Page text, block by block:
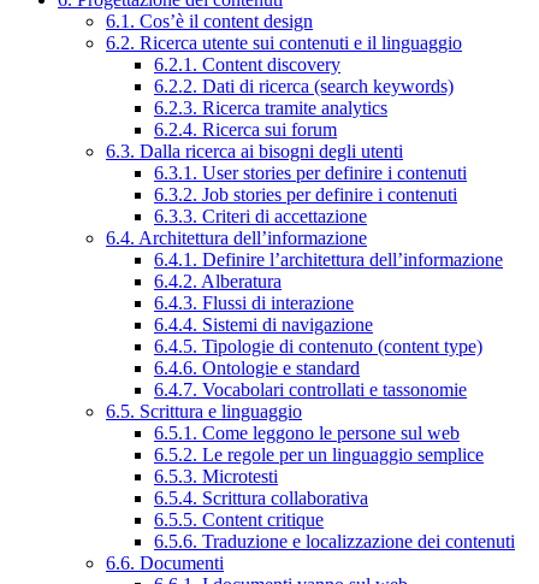
6.1. Cos’è il content design
6.2. Ricerca utente sui contenuti e il linguaggio
6.2.1. Content discovery
6.2.2. Dati di ricerca (search keywords)
6.2.3. Ricerca tramite analytics
6.2.4. Ricerca sui forum
6.3. Dalla ricerca ai bisogni degli utenti
6.3.1. User stories per definire i contenuti
6.3.2. Job stories per definire i contenuti
6.3.3. Criteri di accettazione
6.4. Architettura dell’informazione
6.4.1. Definire l’architettura dell’informazione
6.4.2. Alberatura
6.4.3. Flussi di interazione
6.4.4. Sistemi di navigazione
6.4.5. Tipologie di contenuto (content type)
6.4.6. Ontologie e standard
6.4.7. Vocabolari controllati e tassonomie
6.5. Scrittura e linguaggio
6.5.1. Come leggono le persone sul web
6.5.2. Le regole per un linguaggio semplice
6.5.3. Microtesti
6.5.4. Scrittura collaborativa
6.5.5. Content critique
6.5.6. Traduzione e localizzazione dei contenuti
6.6. Documenti